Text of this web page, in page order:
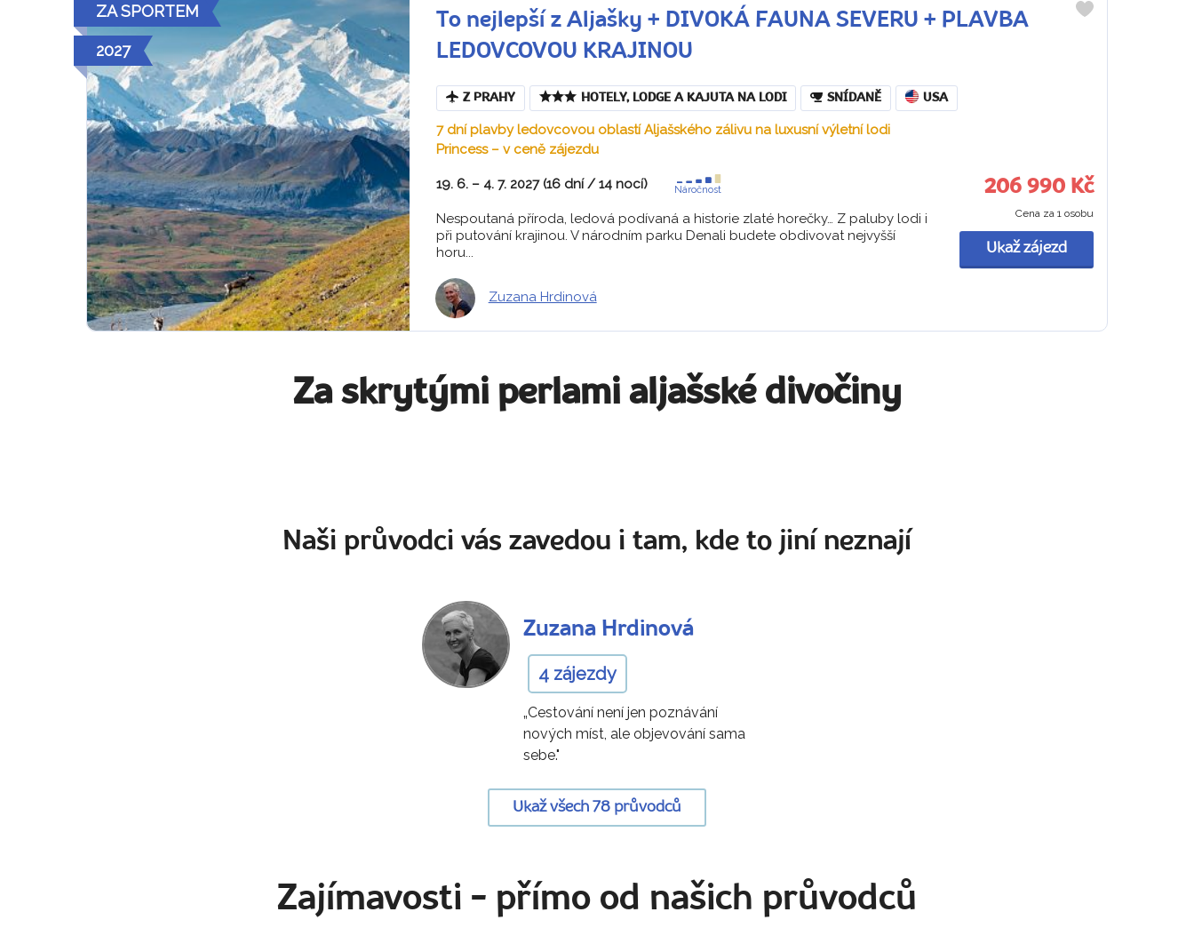
ZA SPORTEM
2027
To nejlepší z Aljašky + DIVOKÁ FAUNA SEVERU + PLAVBA
LEDOVCOVOU KRAJINOU
Z PRAHY HOTELY, LODGE A KAJUTA NA LODI SNÍDANĚ USA
7 dní plavby ledovcovou oblastí Aljašského zálivu na luxusní výletní lodi
Princess – v ceně zájezdu
19. 6. – 4. 7. 2027 (16 dní / 14 nocí) Náročnost
Nespoutaná příroda, ledová podívaná a historie zlaté horečky… Z paluby lodi i
při putování krajinou. V národním parku Denali budete obdivovat nejvyšší
horu...
Zuzana Hrdinová
206 990 Kč
Cena za 1 osobu
Ukaž zájezd
Za skrytými perlami aljašské divočiny
Naši průvodci vás zavedou i tam, kde to jiní neznají
Zuzana Hrdinová
4 zájezdy
„Cestování není jen poznávání
nových míst, ale objevování sama
sebe."
Ukaž všech 78 průvodců
Zajímavosti - přímo od našich průvodců